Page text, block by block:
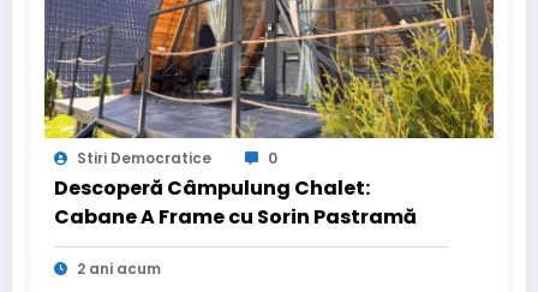
Stiri Democratice 0
Descoperă Câmpulung Chalet:
Cabane A Frame cu Sorin Pastramă
2 ani acum